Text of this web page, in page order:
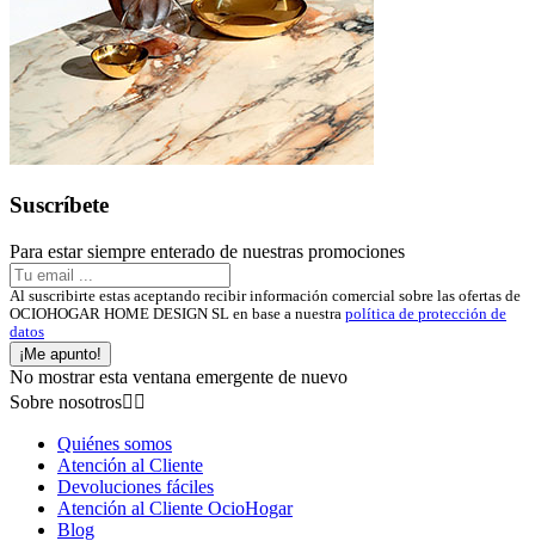
Suscríbete
Para estar siempre enterado de nuestras promociones
Al suscribirte estas aceptando recibir información comercial sobre las ofertas de
OCIOHOGAR HOME DESIGN SL en base a nuestra política de protección de
datos
¡Me apunto!
No mostrar esta ventana emergente de nuevo
Sobre nosotros 
Quiénes somos
Atención al Cliente
Devoluciones fáciles
Atención al Cliente OcioHogar
Blog